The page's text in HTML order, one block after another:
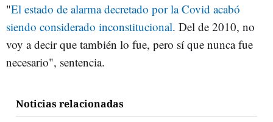
"El estado de alarma decretado por la Covid acabó
siendo considerado inconstitucional. Del de 2010, no
voy a decir que también lo fue, pero sí que nunca fue
necesario", sentencia.
Noticias relacionadas